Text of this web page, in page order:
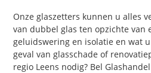
Onze glaszetters kunnen u alles
van dubbel glas ten opzichte van
geluidswering en isolatie en wat
geval van glasschade of
regio Leens nodig? Bel